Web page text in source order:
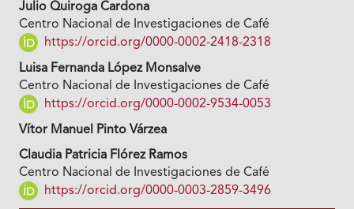
Julio Quiroga Cardona
Centro Nacional de Investigaciones de Café
https://orcid.org/0000-0002-2418-2318
Luisa Fernanda López Monsalve
Centro Nacional de Investigaciones de Café
https://orcid.org/0000-0002-9534-0053
Vítor Manuel Pinto Várzea
Claudia Patricia Flórez Ramos
Centro Nacional de Investigaciones de Café
https://orcid.org/0000-0003-2859-3496